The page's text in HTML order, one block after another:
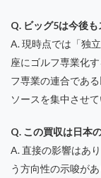
Q. ビッグ5は今後
A. 現時点では「独
座にゴルフ専業化
フ専業の連合であ
ソースを集中させ
Q. この買収は日本
A. 直接の影響はあ
う方向性の示唆が